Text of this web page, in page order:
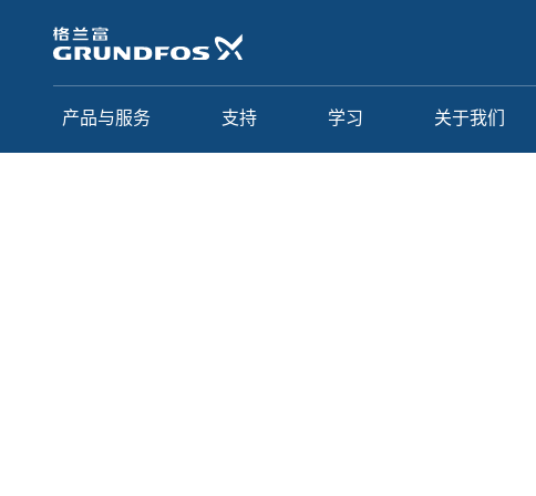
容
产品与服务 支持 学习 关于我们